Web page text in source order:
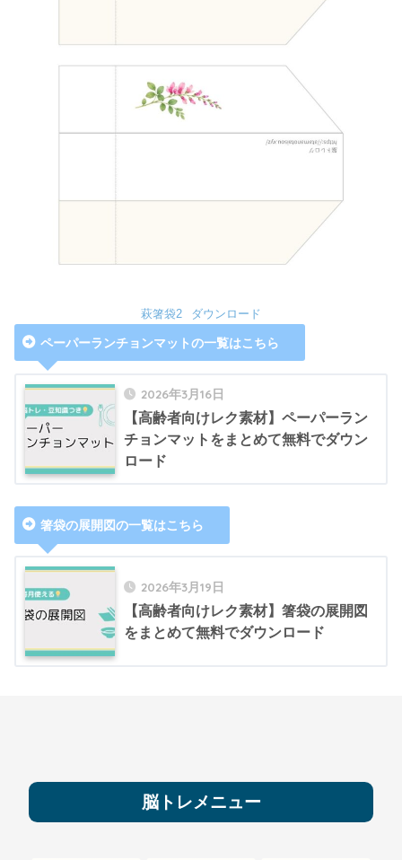
萩箸袋2 ダウンロード
ペーパーランチョンマットの一覧はこちら
2026年3月16日
【高齢者向けレク素材】ペーパーラン
チョンマットをまとめて無料でダウン
ロード
箸袋の展開図の一覧はこちら
2026年3月19日
【高齢者向けレク素材】箸袋の展開図
をまとめて無料でダウンロード
脳トレメニュー